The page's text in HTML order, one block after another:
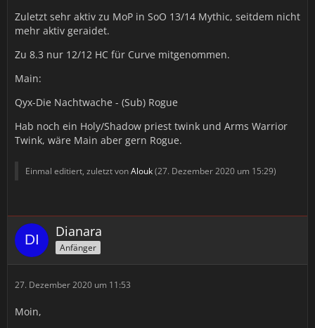
Zuletzt sehr aktiv zu MoP in SoO 13/14 Mythic, seitdem nicht
mehr aktiv geraidet.
Zu 8.3 nur 12/12 HC für Curve mitgenommen.
Main:
Qyx-Die Nachtwache - (Sub) Rogue
Hab noch ein Holy/Shadow priest twink und Arms Warrior
Twink, wäre Main aber gern Rogue.
Einmal editiert, zuletzt vonAlouk(27. Dezember 2020 um 15:29)
Dianara
Anfänger
27. Dezember 2020 um 11:53
Moin,